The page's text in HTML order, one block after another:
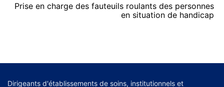
Prise en charge des fauteuils roulants des personnes
en situation de handicap
Dirigeants d'établissements de soins, institutionnels et